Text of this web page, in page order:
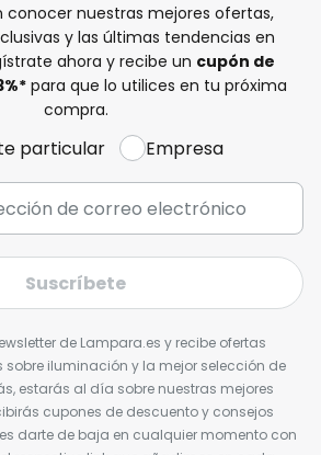
conocer nuestras mejores ofertas,
y las últimas tendencias en
ahora y recibe un cupón de
* para que lo utilices en tu próxima
compra.
particular Empresa
Suscríbete
de Lampara.es y recibe ofertas
sobre iluminación y la mejor selección de
estarás al día sobre nuestras mejores
cupones de descuento y consejos
darte de baja en cualquier momento con